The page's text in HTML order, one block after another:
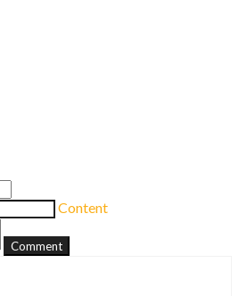
Content
Comment